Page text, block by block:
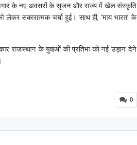
के नए अवसरों के सृजन और राज्य में खेल संस्कृति
लेकर सकारात्मक चर्चा हुई। साथ ही, ‘माय भारत’ के
राजस्थान के युवाओं की प्रतिभा को नई उड़ान देने
0